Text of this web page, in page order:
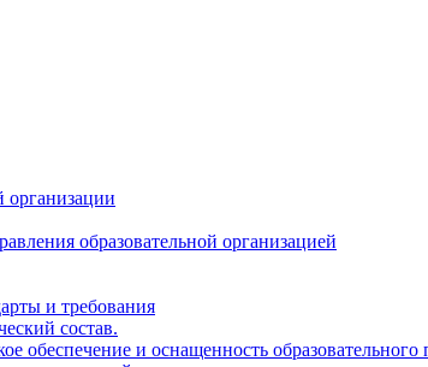
организации
образовательной организацией
и требования
состав.
обеспечение и оснащенность образовательного